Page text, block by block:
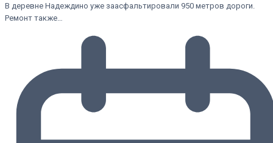
В деревне Надеждино уже заасфальтировали 950 метров дороги.
Ремонт также…